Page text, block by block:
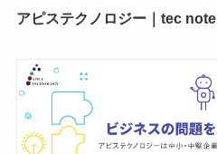
アピステクノロジー｜tec note